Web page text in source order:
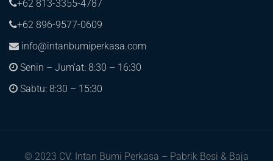
+62 813-3355-4787
+62 896-9577-0609
info@intanbumiperkasa.com
Senin – Jum’at: 8:30 – 16:30
Sabtu: 8:30 – 15:30
© 2023 CV. Intan Bumi Perkasa – Pabrik Besi & Baja